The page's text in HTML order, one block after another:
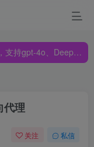
、Claude🔥🔥🔥🔥
、Claude🔥🔥🔥🔥
代理
关注 私信